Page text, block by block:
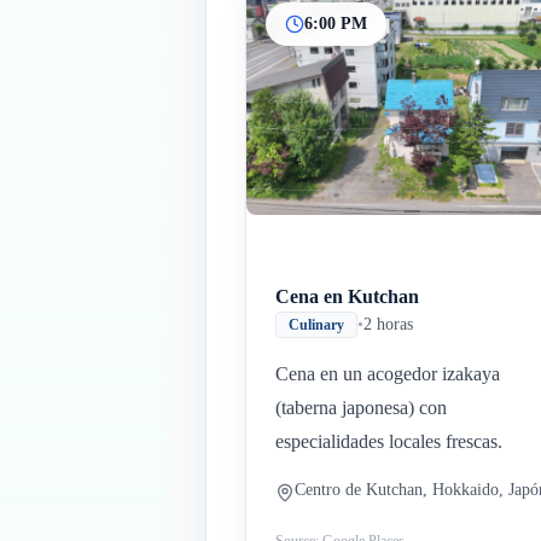
6:00 PM
Cena en Kutchan
Culinary •2 horas
Cena en un acogedor izakaya
(taberna japonesa) con
especialidades locales frescas.
Centro de Kutchan, Hokkaido,